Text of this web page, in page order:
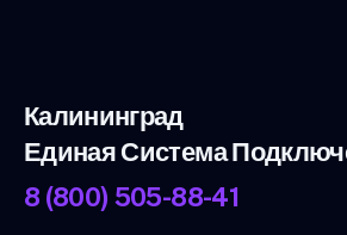
Калининград
Единая Система
8 (800) 505-88-41